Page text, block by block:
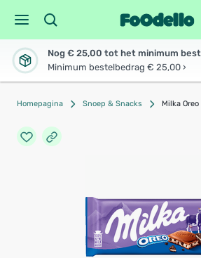
Nog € 25,00 tot het minimum
Minimum bestelbedrag € 25,00 ›
Homepagina Snoep & Snacks Milka Oreo